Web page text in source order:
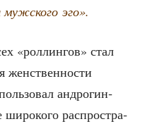
эго».
«рол­лин­гов» стал
жен­ствен­но­сти
андро­гин­
широ­ко­го рас­про­стра­